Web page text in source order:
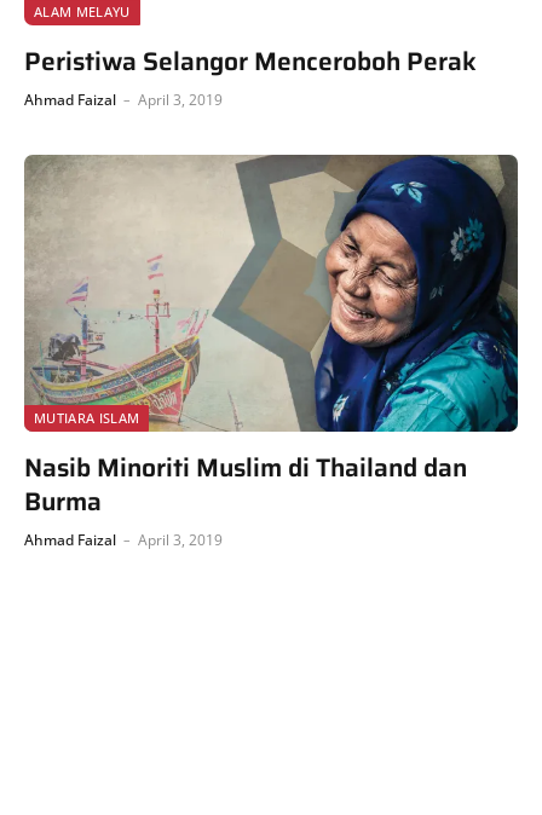
ALAM MELAYU
Peristiwa Selangor Menceroboh Perak
Ahmad Faizal April 3, 2019
MUTIARA ISLAM
Nasib Minoriti Muslim di Thailand dan
Burma
Ahmad Faizal April 3, 2019